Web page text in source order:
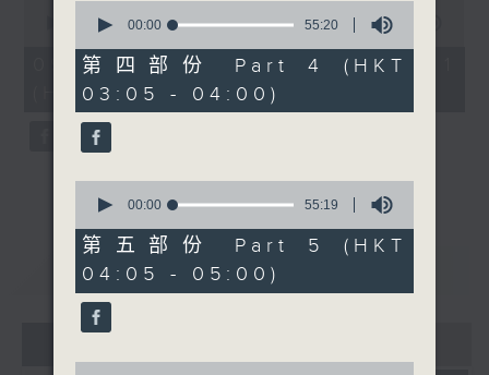
如果哪天你不能入睡，別忘了第四台這裡總有
值得細聽的音樂。
seconds
minutes,
seconds
00:00 55:00
09/08/2026 - 第一部份 Part 1
(HKT 00:05 - 01:00)
重溫 CATCHUP
seconds
55
minutes,
20
seconds
00:00 55:20
第四部份 Part 4 (HKT
03:05 - 04:00)
seconds
55
minutes,
19
seconds
00:00 55:19
第五部份 Part 5 (HKT
04:05 - 05:00)